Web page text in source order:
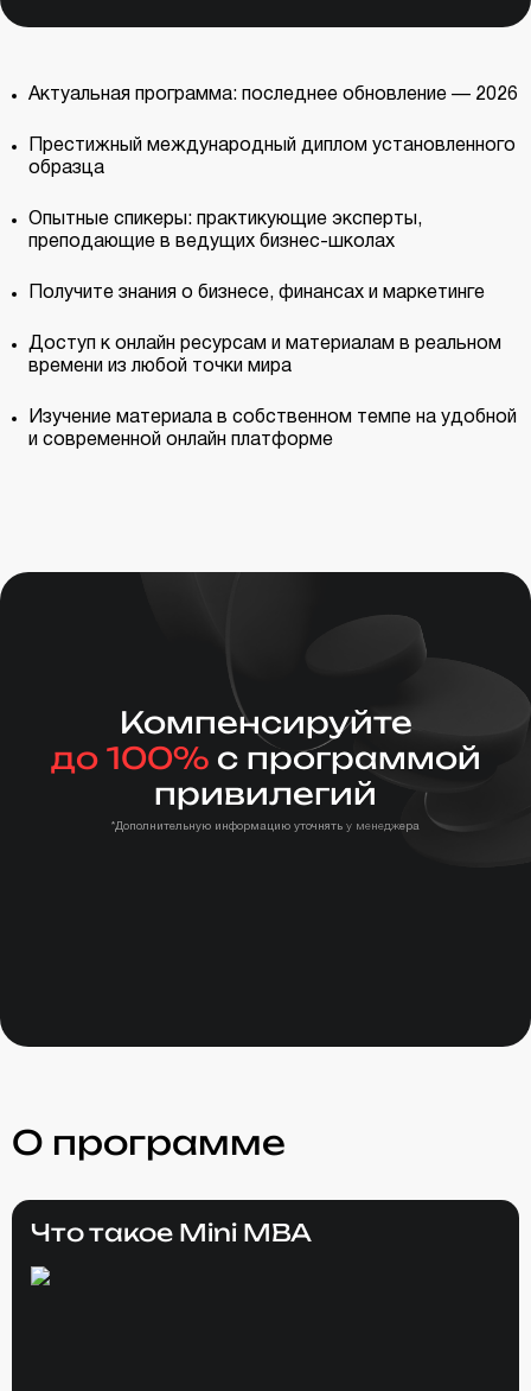
Актуальная программа: последнее обновление — 2026
Престижный международный диплом установленного
образца
Опытные спикеры: практикующие эксперты,
преподающие в ведущих бизнес-школах
Получите знания о бизнесе, финансах и маркетинге
Доступ к онлайн ресурсам и материалам в реальном
времени из любой точки мира
Изучение материала в собственном темпе на удобной
и современной онлайн платформе
Компенсируйте
до 100%с программой
привилегий
*Дополнительную информацию уточнять у менеджера
О программе
Что такое Mini MBA